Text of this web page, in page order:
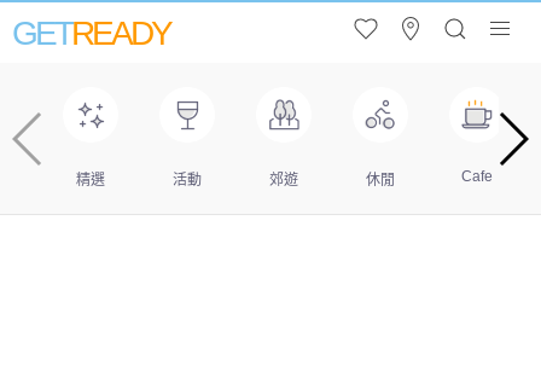
GETREADY
精選 活動 郊遊 休閒 Cafe